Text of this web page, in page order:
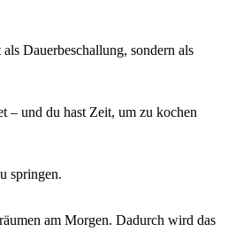
Dauerbeschallung, sondern als
– und du hast Zeit, um zu kochen
springen.
am Morgen. Dadurch wird das